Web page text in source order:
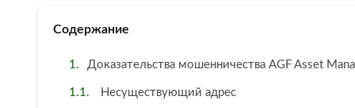
Содержание
Доказательства мошенничества AGF Asset
Несуществующий адрес